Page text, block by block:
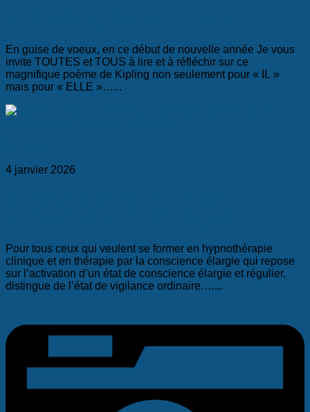
En guise de voeux, en ce début de nouvelle année Je vous
invite TOUTES et TOUS à lire et à réfléchir sur ce
magnifique poème de Kipling non seulement pour « IL »
mais pour « ELLE »…...
4 janvier 2026
Pour tous ceux qui veulent se former en hypnothérapie
clinique et en thérapie par la conscience élargie qui repose
sur l’activation d’un état de conscience élargie et régulier,
distingue de l’état de vigilance ordinaire…....